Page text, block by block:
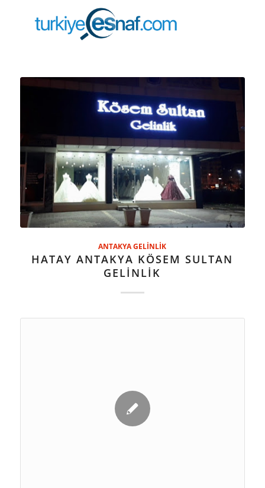
ANTAKYA GELİNLİK
HATAY ANTAKYA KÖSEM SULTAN
GELİNLİK